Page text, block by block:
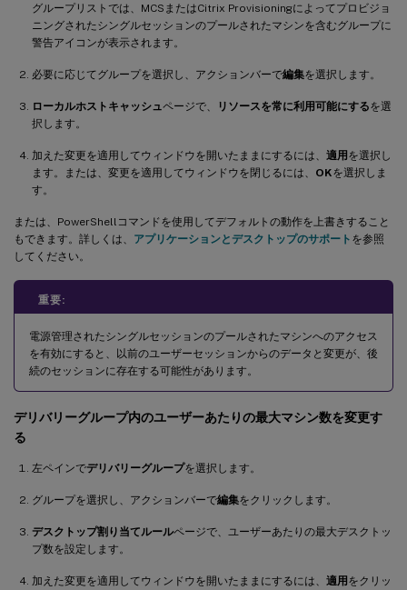
グループリストでは、MCSまたはCitrix Provisioningによってプロビジョ
ニングされたシングルセッションのプールされたマシンを含むグループに
警告アイコンが表示されます。
必要に応じてグループを選択し、アクションバーで編集を選択します。
ローカルホストキャッシュ ページで、 リソースを常に利用可能にするを選
択します。
加えた変更を適用してウィンドウを開いたままにするには、 適用を選択し
ます。または、変更を適用してウィンドウを閉じるには、 OKを選択しま
す。
または、PowerShellコマンドを使用してデフォルトの動作を上書きすること
もできます。詳しくは、 アプリケーションとデスクトップのサポート を参照
してください。
重要:
電源管理されたシングルセッションのプールされたマシンへのアクセス
を有効にすると、以前のユーザーセッションからのデータと変更が、後
続のセッションに存在する可能性があります。
デリバリーグループ内のユーザーあたりの最大マシン数を変更す
る
左ペインでデリバリーグループを選択します。
グループを選択し、アクションバーで編集をクリックします。
デスクトップ割り当てルールページで、ユーザーあたりの最大デスクトッ
プ数を設定します。
加えた変更を適用してウィンドウを開いたままにするには、 適用をクリッ